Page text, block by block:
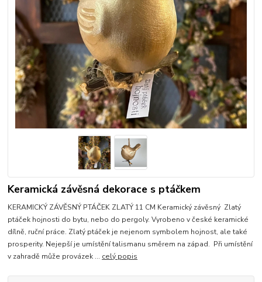
Keramická závěsná dekorace s ptáčkem
KERAMICKÝ ZÁVĚSNÝ PTÁČEK ZLATÝ 11 CM Keramický závěsný Zlatý
ptáček hojnosti do bytu, nebo do pergoly. Vyrobeno v české keramické
dílně, ruční práce. Zlatý ptáček je nejenom symbolem hojnost, ale také
prosperity. Nejepší je umístění talismanu směrem na západ. Při umístění
v zahradě může provázek ... celý popis